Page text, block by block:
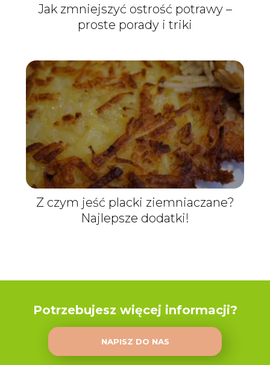
Jak zmniejszyć ostrość potrawy –
proste porady i triki
Z czym jeść placki ziemniaczane?
Najlepsze dodatki!
Potrzebujesz więcej informacji?
NAPISZ DO NAS